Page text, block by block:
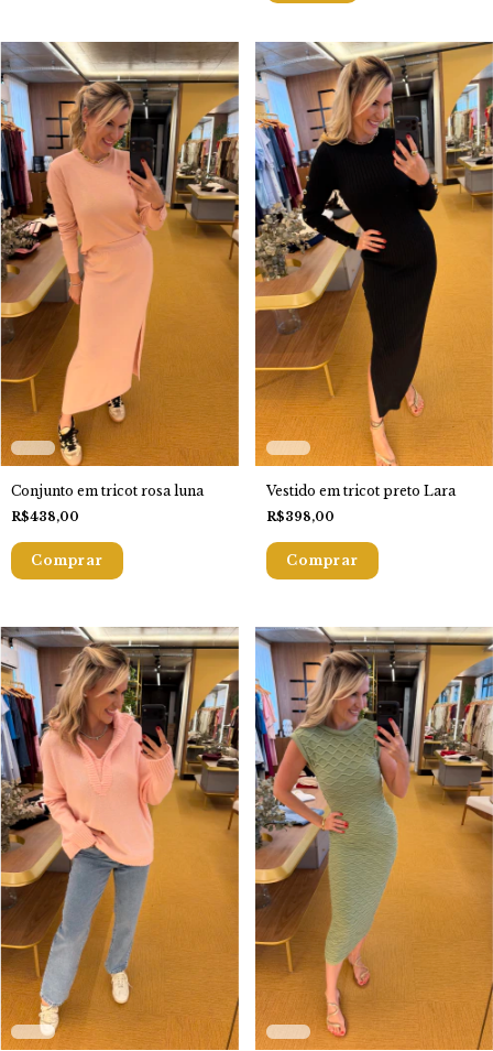
Conjunto em tricot rosa luna
R$438,00
Vestido em tricot preto Lara
R$398,00